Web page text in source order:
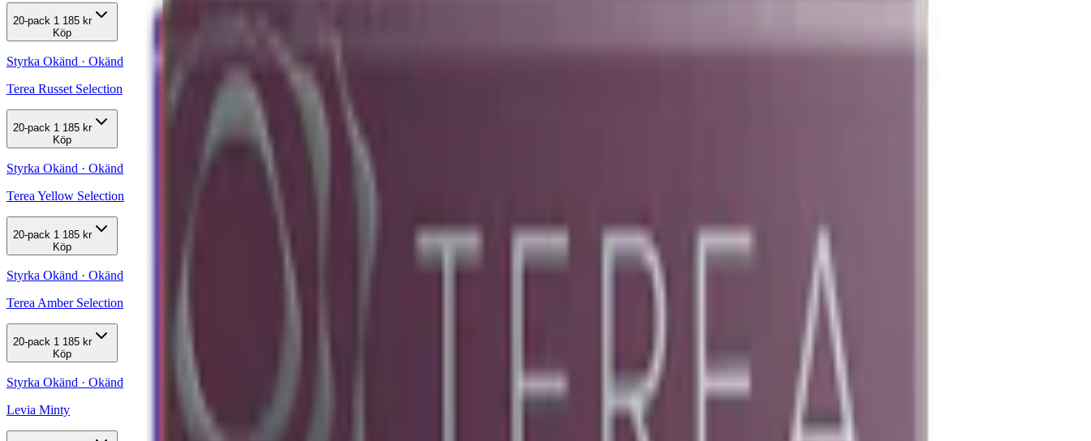
20-pack 1 185 kr
Köp
Styrka Okänd · Okänd
Terea Russet Selection
20-pack 1 185 kr
Köp
Styrka Okänd · Okänd
Terea Yellow Selection
20-pack 1 185 kr
Köp
Styrka Okänd · Okänd
Terea Amber Selection
20-pack 1 185 kr
Köp
Styrka Okänd · Okänd
Levia Minty